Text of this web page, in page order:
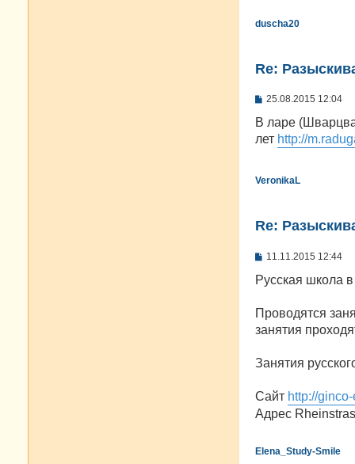
duscha20
Re:
С
щ
и
е
25.08.2015 12:04
В ларе
лет http://
VeronikaL
Re:
С
о
б
е
н
и
11.11.2015 12:44
Русская школа
Проводятся
занятия
Занятия
Сайт http://
Адрес
Elena_Study-Smile